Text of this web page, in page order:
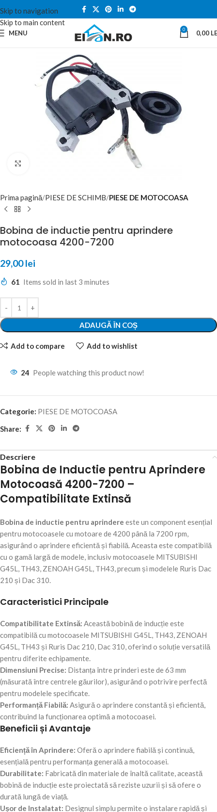
Skip to navigation
Skip to main content
MENU 0 0,00
Prima pagină PIESE DE SCHIMB PIESE DE MOTOCOASA
Bobina de inductie pentru aprindere
motocoasa 4200-7200
29,00lei
61 Items sold in last 3 minutes
ADAUGĂ ÎN COȘ
Add to compare Add to wishlist
24 People watching this product now!
Categorie: PIESE DE MOTOCOASA
Share:
Descriere
Bobina de Inductie pentru Aprindere
Motocoasă 4200-7200 –
Compatibilitate Extinsă
Bobina de inductie pentru aprindere este un component esențial
pentru motocoasele cu motoare de 4200 până la 7200 rpm,
asigurând o aprindere eficientă și fiabilă. Aceasta este compatibilă
cu o gamă largă de modele, inclusiv motocoasele MITSUBISHI
G45L, TH43, ZENOAH G45L, TH43, precum și modelele Ruris Dac
210 și Dac 310.
Caracteristici Principale
Compatibilitate Extinsă: Această bobină de inducție este
compatibilă cu motocoasele MITSUBISHI G45L, TH43, ZENOAH
G45L, TH43 și Ruris Dac 210, Dac 310, oferind o soluție versatilă
pentru diferite echipamente.
Dimensiuni Precise: Distanța între prinderi este de 63 mm
(măsurată între centrele găurilor), asigurând o potrivire perfectă
pentru modelele specificate.
Performanță Fiabilă: Asigură o aprindere constantă și eficientă,
contribuind la funcționarea optimă a motocoasei.
Beneficii și Avantaje
Eficiență în Aprindere: Oferă o aprindere fiabilă și continuă,
esențială pentru performanța generală a motocoasei.
Durabilitate: Fabricată din materiale de înaltă calitate, această
bobină de inducție este proiectată să reziste uzurii și să ofere o
durată lungă de viață.
Ușor de Instalatat: Designul simplu permite o instalare rapidă și